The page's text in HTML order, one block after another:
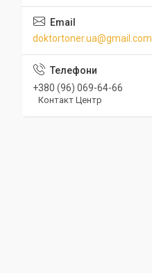
doktortoner.ua@gmail.com
+380 (96) 069-64-66
Контакт Центр